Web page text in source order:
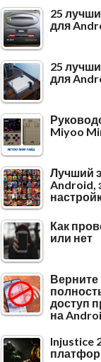
25
для
25
для
Miyoo
Лучший
Android,
Как
или нет
Верните
доступ
на
Injustice